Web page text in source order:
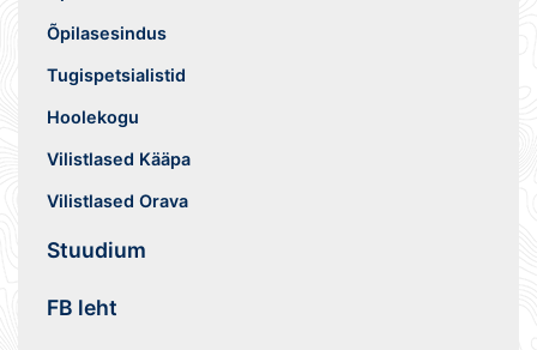
Õpilasesindus
Tugispetsialistid
Hoolekogu
Vilistlased Kääpa
Vilistlased Orava
Stuudium
FB leht